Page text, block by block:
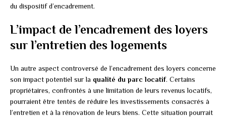
du dispositif d’encadrement.
L’impact de l’encadrement des loyers
sur l’entretien des logements
Un autre aspect controversé de l’encadrement des loyers concerne
son impact potentiel sur la qualité du parc locatif. Certains
propriétaires, confrontés à une limitation de leurs revenus locatifs,
pourraient être tentés de réduire les investissements consacrés à
l’entretien et à la rénovation de leurs biens. Cette situation pourrait